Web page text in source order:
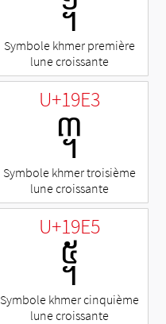
᧡
Symbole khmer première
lune croissante
U+19E3
᧣
Symbole khmer troisième
lune croissante
U+19E5
᧥
Symbole khmer cinquième
lune croissante